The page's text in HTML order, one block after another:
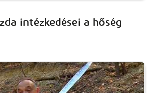
intézkedései a hőség